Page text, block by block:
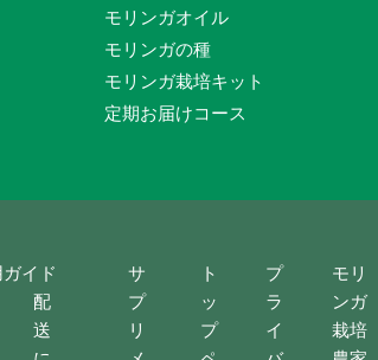
モリンガオイル
モリンガの種
モリンガ栽培キット
定期お届けコース
イド
配
送
サ
プ
リ
ト
ッ
プ
プ
ラ
イ
モリ
ンガ
栽培